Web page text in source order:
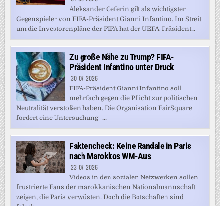
Aleksander Ceferin gilt als wichtigster
Gegenspieler von FIFA-Präsident Gianni Infantino. Im Streit
um die Investorenpläne der FIFA hat der UEFA-Präsident...
Zu große Nähe zu Trump? FIFA-
Präsident Infantino unter Druck
30-07-2026
FIFA-Präsident Gianni Infantino soll
mehrfach gegen die Pflicht zur politischen
Neutralität verstoßen haben. Die Organisation FairSquare
fordert eine Untersuchung -...
Faktencheck: Keine Randale in Paris
nach Marokkos WM-Aus
23-07-2026
Videos in den sozialen Netzwerken sollen
frustrierte Fans der marokkanischen Nationalmannschaft
zeigen, die Paris verwüsten. Doch die Botschaften sind